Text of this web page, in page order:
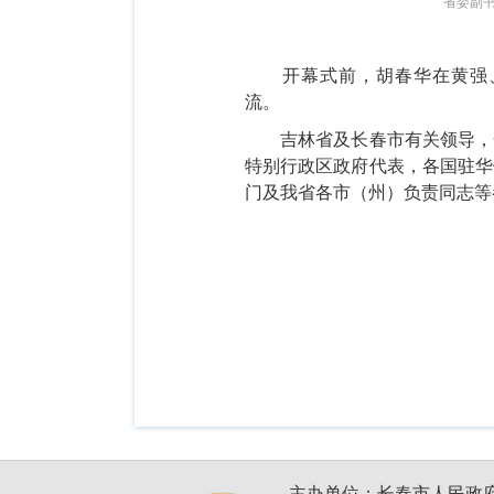
开幕式前，胡春华在黄
流。
吉林省及长春市有关领导
特别行政区政府代表，各国驻
门及我省各市（州）负责同志